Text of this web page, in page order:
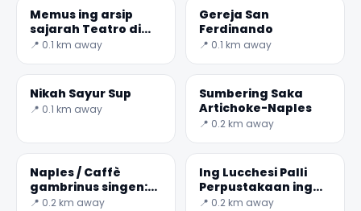
Memus ing arsip
sajarah Teatro di
San Carlo
📍 0.1 km away
Gereja San
Ferdinando
📍 0.1 km away
Nikah Sayur Sup
📍 0.1 km away
Sumbering Saka
Artichoke-Naples
📍 0.2 km away
Naples / Caffè
gambrinus singen:
salah siji saka paling
📍 0.2 km away
Ing Lucchesi Palli
Perpustakaan ing
Naples
📍 0.2 km away